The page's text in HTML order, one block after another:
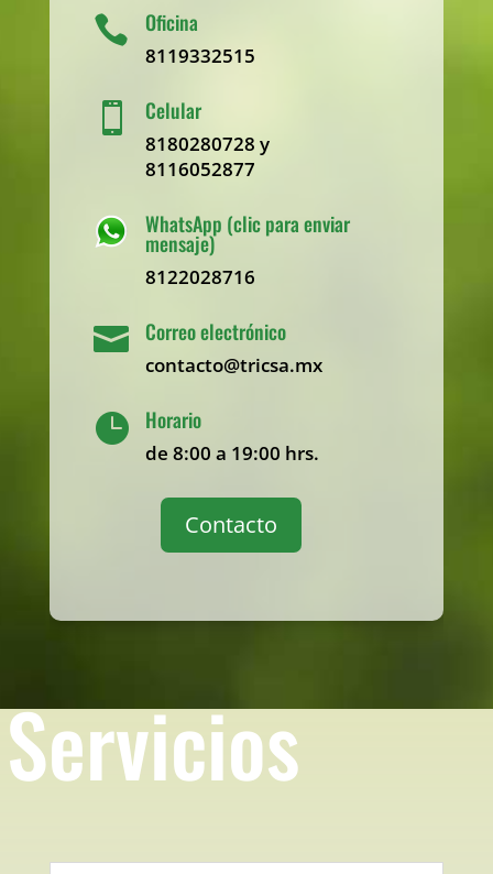
 Oficina
8119332515
 Celular
8180280728 y
8116052877
WhatsApp (clic para enviar
mensaje)
8122028716
 Correo electrónico
contacto@tricsa.mx
 Horario
de 8:00 a 19:00 hrs.
Contacto
Servicios